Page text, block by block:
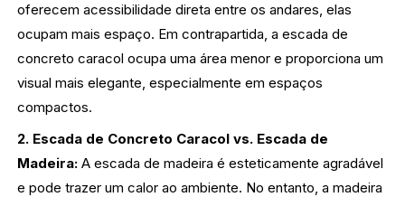
oferecem acessibilidade direta entre os andares, elas
ocupam mais espaço. Em contrapartida, a escada de
concreto caracol ocupa uma área menor e proporciona um
visual mais elegante, especialmente em espaços
compactos.
2. Escada de Concreto Caracol vs. Escada de
Madeira: A escada de madeira é esteticamente agradável
e pode trazer um calor ao ambiente. No entanto, a madeira